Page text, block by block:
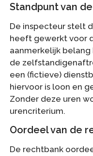
Standpunt van
De inspecteur stelt
heeft gewerkt voor
aanmerkelijk
de
een (fictieve)
hiervoor is loon en
Zonder deze uren
urencriterium.
Oordeel van de
De rechtbank